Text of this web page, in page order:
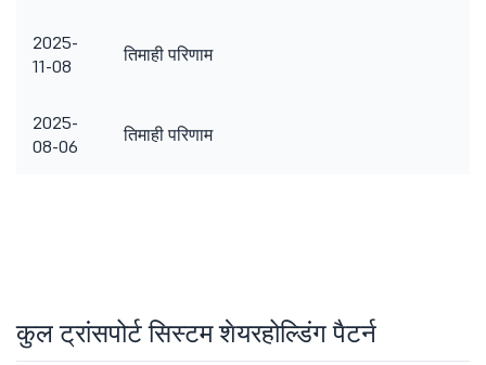
2025-
11-08
तिमाही परिणाम
2025-
08-06
तिमाही परिणाम
कुल ट्रांसपोर्ट सिस्टम शेयरहोल्डिंग पैटर्न